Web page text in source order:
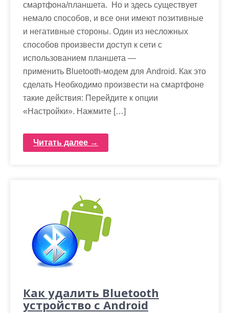
смартфона/планшета. Но и здесь существует
немало способов, и все они имеют позитивные
и негативные стороны. Один из несложных
способов произвести доступ к сети с
использованием планшета —
применить Bluetooth-модем для Android. Как это
сделать Необходимо произвести на смартфоне
такие действия: Перейдите к опции
«Настройки». Нажмите […]
Читать далее →
Как удалить Bluetooth
устройство с Android